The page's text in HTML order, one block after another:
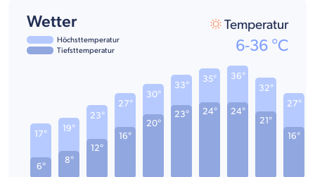
Wetter
Höchsttemperatur
Tiefsttemperatur
Temperatur
6-36 °C
6°
17°
8°
19°
12°
23°
16°
27°
20°
30°
23°
33°
24°
35°
24°
36°
21°
32°
16°
27°